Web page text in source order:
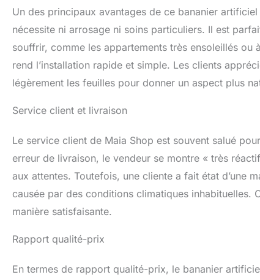
Un des principaux avantages de ce bananier
nécessite ni arrosage ni soins particuliers. Il est
souffrir, comme les appartements très ensoleillés ou
rend l’installation rapide et simple. Les clients
légèrement les feuilles pour donner un aspect plus
Service client et livraison
Le service client de Maia Shop est souvent salué
erreur de livraison, le vendeur se montre « très
aux attentes. Toutefois, une cliente a fait état d’une
causée par des conditions climatiques inhabituelles.
manière satisfaisante.
Rapport qualité-prix
En termes de rapport qualité-prix, le bananier